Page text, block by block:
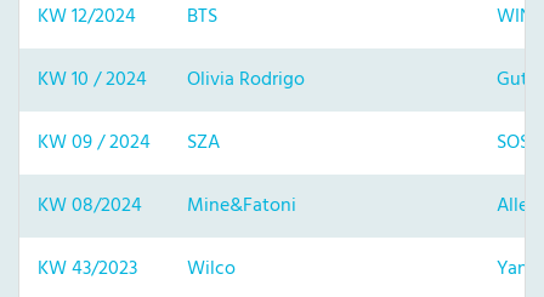
KW 12/2024
BTS
KW 10 / 2024
Olivia Rodrigo
Guts
KW 09 / 2024
SZA
SOS
KW 08/2024
Mine&Fatoni
Alle
KW 43/2023
Wilco